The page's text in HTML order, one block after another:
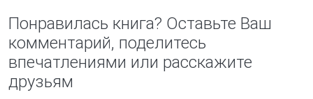
Понравилась книга? Оставьте Ваш
комментарий, поделитесь
впечатлениями или расскажите
друзьям